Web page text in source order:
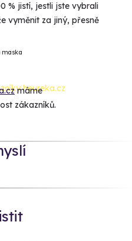
% jistí, jestli jste vybrali
vyměnit za jiný, přesně
máme
zákazníků.